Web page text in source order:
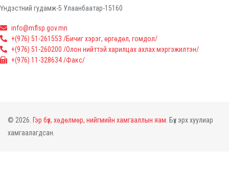
Үндэстний гудамж-5 Улаанбаатар-15160
info@mflsp.gov.mn
+(976) 51-261553 /Бичиг хэрэг, өргөдөл, гомдол/
+(976) 51-260200 /Олон нийттэй харилцах ахлах мэргэжилтэн/
+(976) 11-328634 /Факс/
© 2026. Гэр бүл, хөдөлмөр, нийгмийн хамгааллын яам. Бүх эрх хуулиар
хамгаалагдсан.